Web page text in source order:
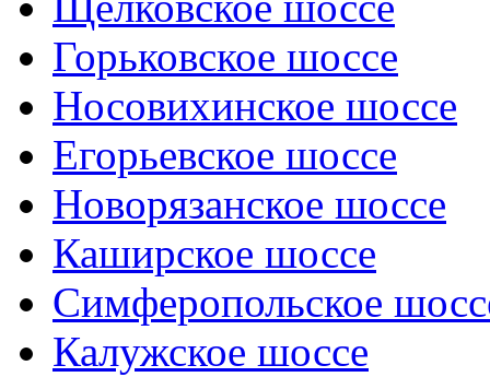
Горьковское шоссе
Носовихинское шоссе
Егорьевское шоссе
Новорязанское шоссе
Каширское шоссе
Симферопольское
Калужское шоссе